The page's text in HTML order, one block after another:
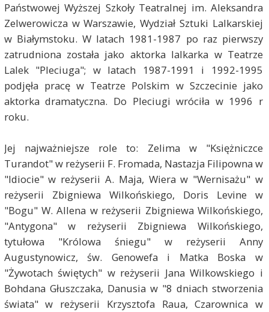
Państwowej Wyższej Szkoły Teatralnej im. Aleksandra
Zelwerowicza w Warszawie, Wydział Sztuki Lalkarskiej
w Białymstoku. W latach 1981-1987 po raz pierwszy
zatrudniona została jako aktorka lalkarka w Teatrze
Lalek "Pleciuga"; w latach 1987-1991 i 1992-1995
podjęła pracę w Teatrze Polskim w Szczecinie jako
aktorka dramatyczna. Do Pleciugi wróciła w 1996 r
roku.
Jej najważniejsze role to: Zelima w "Księżniczce
Turandot" w reżyserii F. Fromada, Nastazja Filipowna w
"Idiocie" w reżyserii A. Maja, Wiera w "Wernisażu" w
reżyserii Zbigniewa Wilkońskiego, Doris Levine w
"Bogu" W. Allena w reżyserii Zbigniewa Wilkońskiego,
"Antygona" w reżyserii Zbigniewa Wilkońskiego,
tytułowa "Królowa śniegu" w reżyserii Anny
Augustynowicz, św. Genowefa i Matka Boska w
"Żywotach świętych" w reżyserii Jana Wilkowskiego i
Bohdana Głuszczaka, Danusia w "8 dniach stworzenia
świata" w reżyserii Krzysztofa Raua, Czarownica w